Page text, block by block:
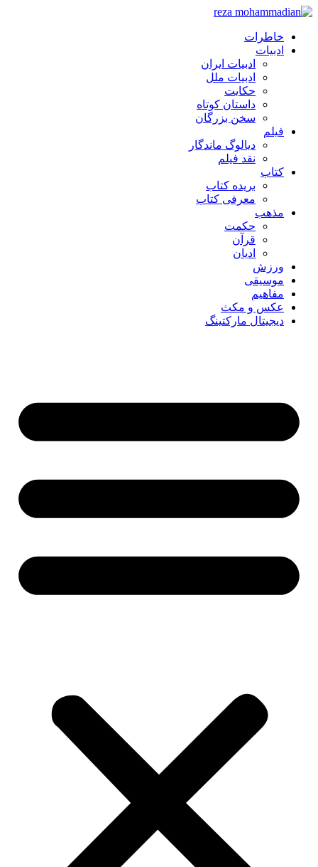
خاطرات
ادبیات
ادبیات ایران
ادبیات ملل
حکایت
داستان کوتاه
سخن بزرگان
فیلم
دیالوگ ماندگار
نقد فیلم
کتاب
بریده کتاب
معرفی کتاب
مذهب
حکمت
قرآن
ادیان
ورزش
موسیقی
مفاهیم
عکس و مکث
دیجیتال مارکتینگ